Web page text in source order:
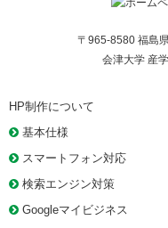
〒965-8580 福島
会津大学 産
HP制作について
基本仕様
スマートフォン対応
検索エンジン対策
Googleマイビジネス